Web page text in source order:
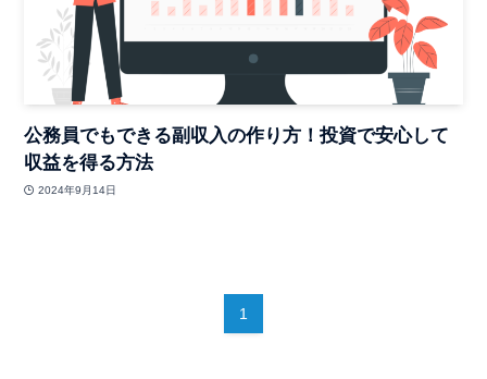
公務員でもできる副収入の作り方！投資で安心して
収益を得る方法
2024年9月14日
1